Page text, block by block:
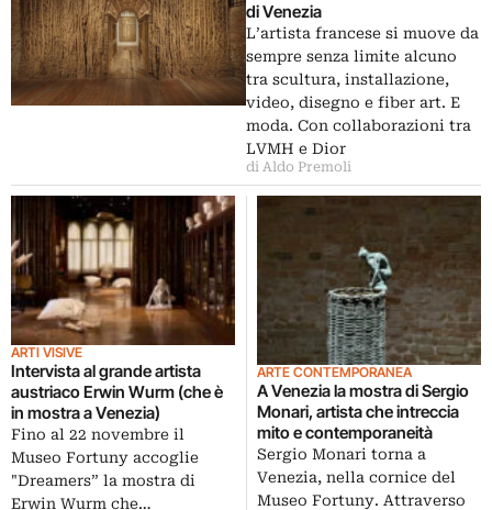
di Venezia
L’artista francese si muove da
sempre senza limite alcuno
tra scultura, installazione,
video, disegno e fiber art. E
moda. Con collaborazioni tra
LVMH e Dior
di Aldo Premoli
ARTI VISIVE
Intervista al grande artista
austriaco Erwin Wurm (che è
in mostra a Venezia)
Fino al 22 novembre il
Museo Fortuny accoglie
"Dreamers” la mostra di
Erwin Wurm che…
ARTE CONTEMPORANEA
A Venezia la mostra di Sergio
Monari, artista che intreccia
mito e contemporaneità
Sergio Monari torna a
Venezia, nella cornice del
Museo Fortuny. Attraverso